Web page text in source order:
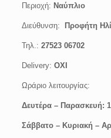
Περιοχή: Ναύπλιο
Διεύθυνση: Προφήτη
Τηλ.: 27523 06702
Delivery: ΟΧΙ
Ωράριο λειτουργίας:
Δευτέρα – Παρασκευή:
Σάββατο – Κυριακή –